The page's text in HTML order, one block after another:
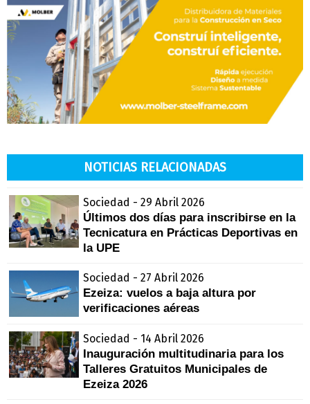
NOTICIAS RELACIONADAS
Sociedad - 29 Abril 2026
Últimos dos días para inscribirse en la
Tecnicatura en Prácticas Deportivas en
la UPE
Sociedad - 27 Abril 2026
Ezeiza: vuelos a baja altura por
verificaciones aéreas
Sociedad - 14 Abril 2026
Inauguración multitudinaria para los
Talleres Gratuitos Municipales de
Ezeiza 2026